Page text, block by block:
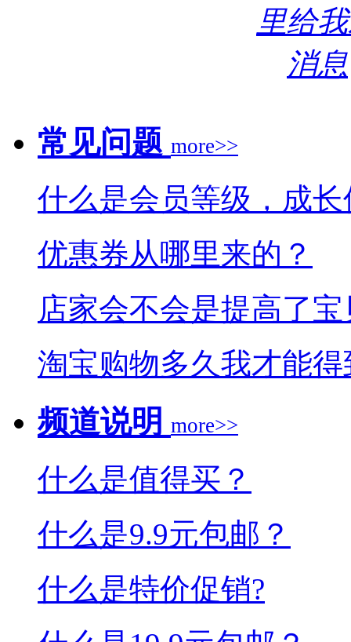
常见问题 more>>
什么是会员等级，成长
优惠券从哪里来的？
店家会不会是提高了
淘宝购物多久我才能
频道说明 more>>
什么是值得买？
什么是9.9元包邮？
什么是特价促销?